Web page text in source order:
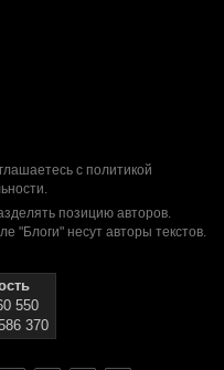
с политикой
.
позицию авторов.
"Блоги" несут авторы текстов.
550
370